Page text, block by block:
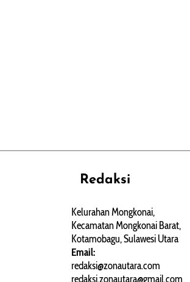
Redaksi
Kelurahan Mongkonai,
Kecamatan Mongkonai Barat,
Kotamobagu, Sulawesi Utara
Email:
redaksi@zonautara.com
redaksi.zonautara@gmail.com